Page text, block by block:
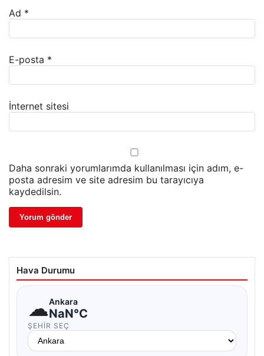
Ad *
E-posta *
İnternet sitesi
Daha sonraki yorumlarımda kullanılması için adım, e-
posta adresim ve site adresim bu tarayıcıya
kaydedilsin.
Hava Durumu
☁Ankara
NaN°C
ŞEHIR SEÇ